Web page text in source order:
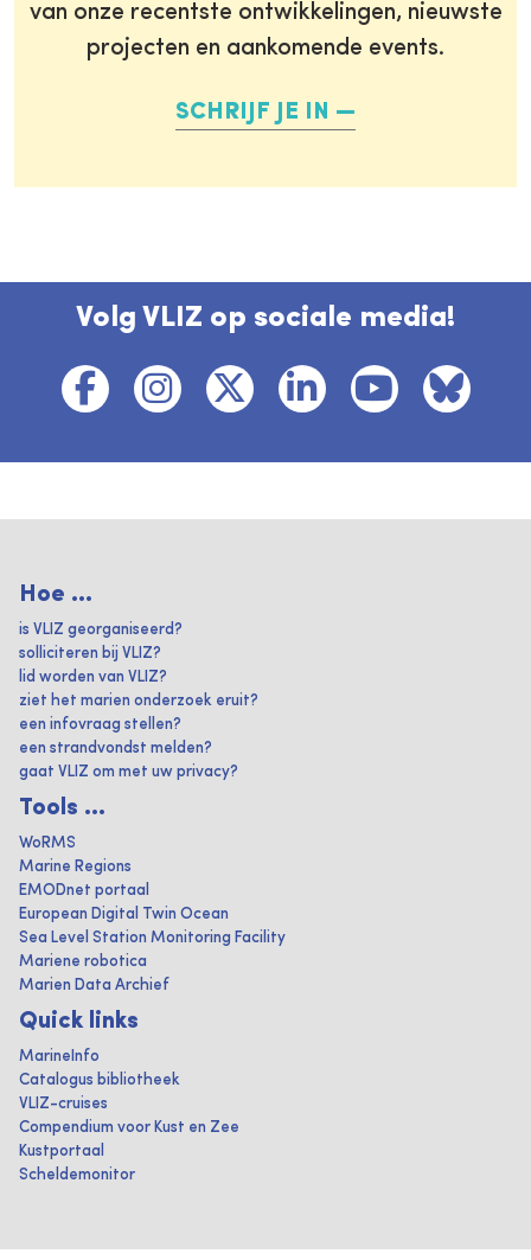
van onze recentste ontwikkelingen, nieuwste
projecten en aankomende events.
SCHRIJF JE IN
Volg VLIZ op sociale media!
Hoe ...
is VLIZ georganiseerd?
solliciteren bij VLIZ?
lid worden van VLIZ?
ziet het marien onderzoek eruit?
een infovraag stellen?
een strandvondst melden?
gaat VLIZ om met uw privacy?
Tools ...
WoRMS
Marine Regions
EMODnet portaal
European Digital Twin Ocean
Sea Level Station Monitoring Facility
Mariene robotica
Marien Data Archief
Quick links
MarineInfo
Catalogus bibliotheek
VLIZ-cruises
Compendium voor Kust en Zee
Kustportaal
Scheldemonitor